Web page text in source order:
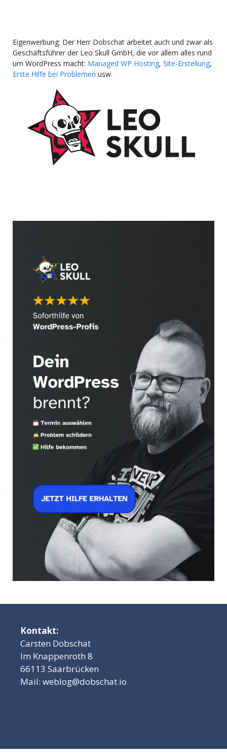
Eigenwerbung: Der Herr Dobschat arbeitet auch und zwar als
Geschäftsführer der Leo Skull GmbH, die vor allem alles rund
um WordPress macht: Managed WP Hosting, Site-Erstellung,
Erste Hilfe bei Problemen usw.
Kontakt:
Carsten Dobschat
Im Knappenroth 8
66113 Saarbrücken
Mail: weblog@dobschat.io